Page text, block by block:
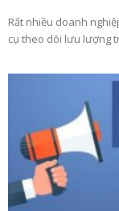
Rất nhiều doanh
cụ theo dõi lưu lượng